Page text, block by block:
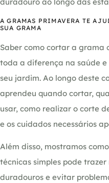
duradouro ao longo das
A GRAMAS PRIMAVERA TE
SUA GRAMA
Saber como cortar a grama
toda a diferença na saúde
seu jardim. Ao longo deste
aprendeu quando cortar,
usar, como realizar o corte
e os cuidados necessários
Além disso, mostramos
técnicas simples pode
duradouros e evitar